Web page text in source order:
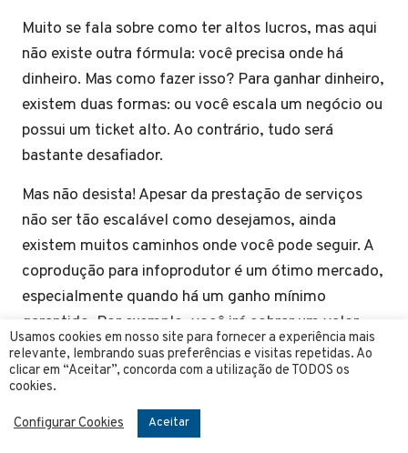
Muito se fala sobre como ter altos lucros, mas aqui
não existe outra fórmula: você precisa onde há
dinheiro. Mas como fazer isso? Para ganhar dinheiro,
existem duas formas: ou você escala um negócio ou
possui um ticket alto. Ao contrário, tudo será
bastante desafiador.
Mas não desista! Apesar da prestação de serviços
não ser tão escalável como desejamos, ainda
existem muitos caminhos onde você pode seguir. A
coprodução para infoprodutor é um ótimo mercado,
especialmente quando há um ganho mínimo
garantido. Por exemplo, você irá cobrar um valor
mínimo sobre um lançamento ou uma porcentagem
específica sobre o faturamento total.
Tenha atenção ao fazer isso! Pode acontecer da
ideia não ser aceita no mercado, então você precisa
Usamos cookies em nosso site para fornecer a experiência mais
relevante, lembrando suas preferências e visitas repetidas. Ao
clicar em “Aceitar”, concorda com a utilização de TODOS os
cookies.
Configurar Cookies Aceitar